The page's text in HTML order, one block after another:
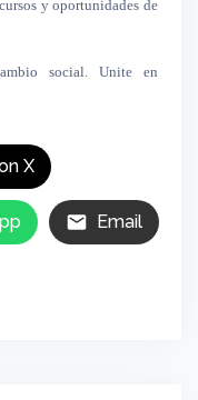
y oportunidades de
social. Unite en
X
Email